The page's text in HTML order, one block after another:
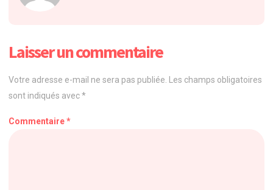
Laisser un commentaire
Votre adresse e-mail ne sera pas publiée.
Les champs obligatoires
sont indiqués avec*
Commentaire*